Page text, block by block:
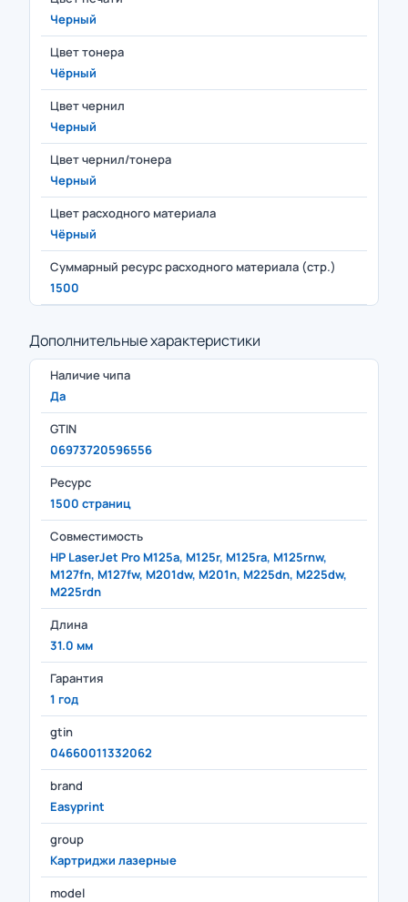
Черный
Цвет тонера
Чёрный
Цвет чернил
Черный
Цвет чернил/тонера
Черный
Цвет расходного материала
Чёрный
Суммарный ресурс расходного материала (стр.)
1500
Дополнительные характеристики
Наличие чипа
Да
GTIN
06973720596556
Ресурс
1500 страниц
Совместимость
HP LaserJet Pro M125a, M125r, M125ra, M125rnw,
M127fn, M127fw, M201dw, M201n, M225dn, M225dw,
M225rdn
Длина
31.0 мм
Гарантия
1 год
gtin
04660011332062
brand
Easyprint
group
Картриджи лазерные
model